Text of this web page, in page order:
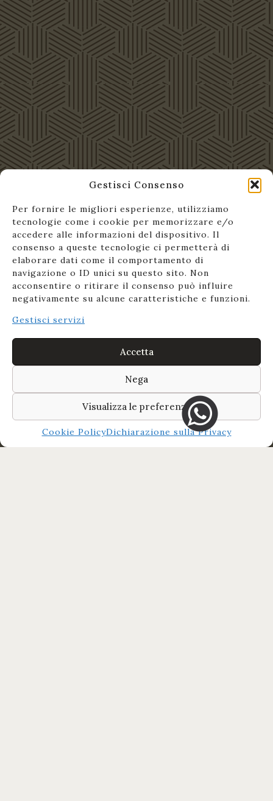
Gestisci Consenso
Per fornire le migliori esperienze, utilizziamo
tecnologie come i cookie per memorizzare e/o
accedere alle informazioni del dispositivo. Il
consenso a queste tecnologie ci permetterà di
elaborare dati come il comportamento di
navigazione o ID unici su questo sito. Non
acconsentire o ritirare il consenso può influire
negativamente su alcune caratteristiche e funzioni.
Gestisci servizi
Accetta
Nega
Visualizza le preferenze
Cookie PolicyDichiarazione sulla Privacy